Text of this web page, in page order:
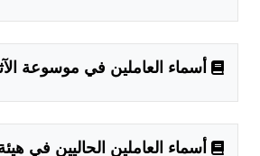
أسماء العاملين في موسوعة
أسماء العاملين الحاليين في